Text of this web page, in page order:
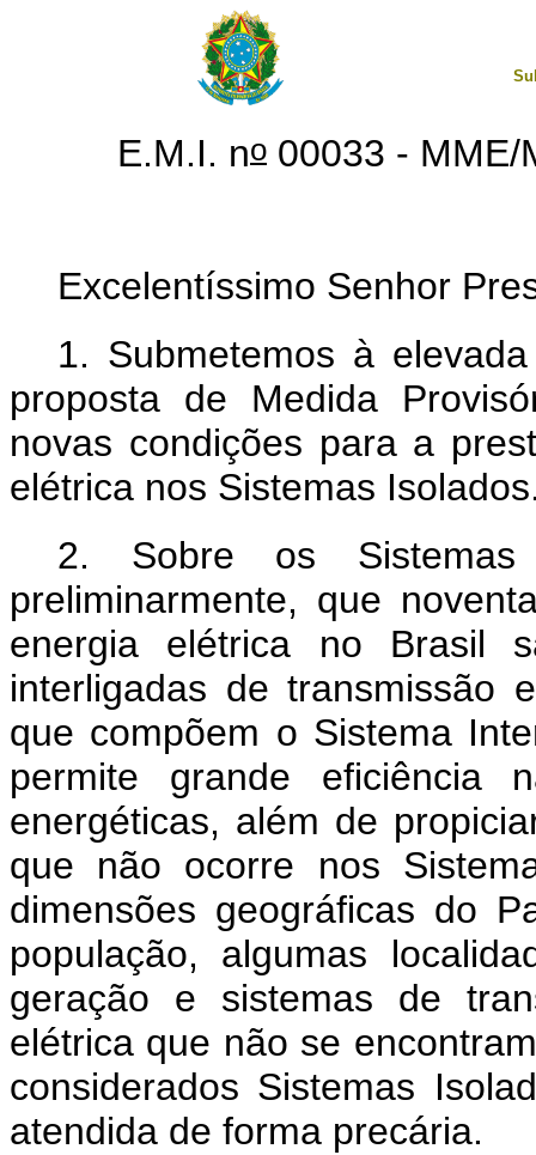
E.M.I. no 00033 -
Excelentíssimo Senhor
1. Submetemos à
proposta de Medida
novas condições para a
elétrica nos Sistemas
2. Sobre os Sistemas
preliminarmente, que
energia elétrica no Brasil
interligadas de transmissão
que compõem o Sistema
permite grande eficiência
energéticas, além de
que não ocorre nos
dimensões geográficas do
população, algumas
geração e sistemas de
elétrica que não se
considerados Sistemas
atendida de forma precária.